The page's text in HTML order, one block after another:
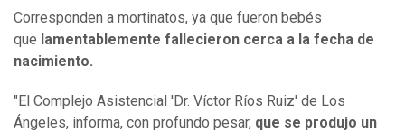
Corresponden a mortinatos, ya que fueron bebés
que lamentablemente fallecieron cerca a la fecha de
nacimiento.
"El Complejo Asistencial 'Dr. Víctor Ríos Ruiz' de Los
Ángeles, informa, con profundo pesar, que se produjo un